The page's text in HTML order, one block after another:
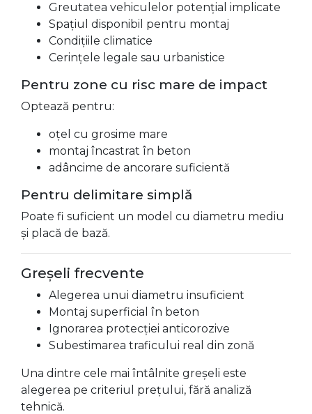
Greutatea vehiculelor potențial implicate
Spațiul disponibil pentru montaj
Condițiile climatice
Cerințele legale sau urbanistice
Pentru zone cu risc mare de impact
Optează pentru:
oțel cu grosime mare
montaj încastrat în beton
adâncime de ancorare suficientă
Pentru delimitare simplă
Poate fi suficient un model cu diametru mediu
și placă de bază.
Greșeli frecvente
Alegerea unui diametru insuficient
Montaj superficial în beton
Ignorarea protecției anticorozive
Subestimarea traficului real din zonă
Una dintre cele mai întâlnite greșeli este
alegerea pe criteriul prețului, fără analiză
tehnică.